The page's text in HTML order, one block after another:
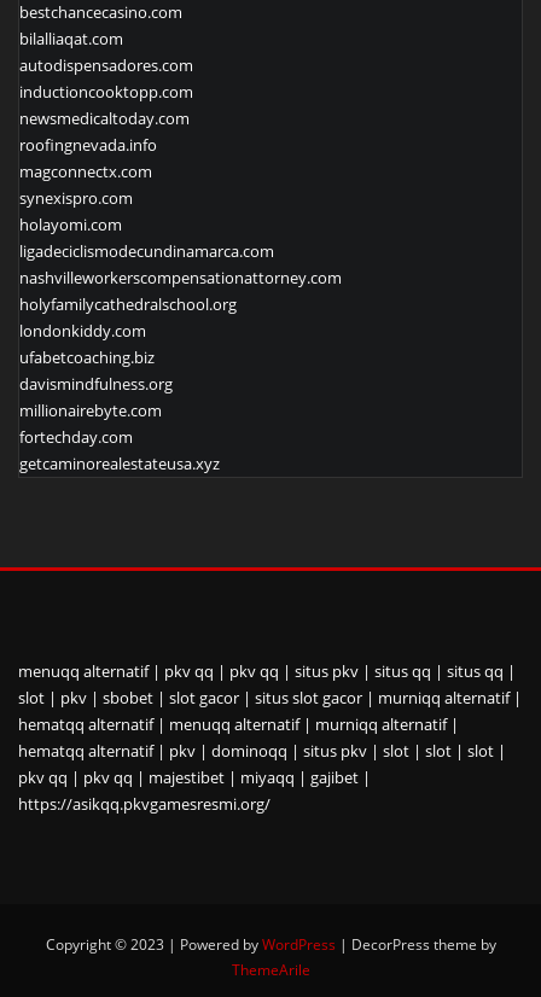
bestchancecasino.com
bilalliaqat.com
autodispensadores.com
inductioncooktopp.com
newsmedicaltoday.com
roofingnevada.info
magconnectx.com
synexispro.com
holayomi.com
ligadeciclismodecundinamarca.com
nashvilleworkerscompensationattorney.com
holyfamilycathedralschool.org
londonkiddy.com
ufabetcoaching.biz
davismindfulness.org
millionairebyte.com
fortechday.com
getcaminorealestateusa.xyz
menuqq alternatif| pkv qq | pkv qq | situs pkv | situs qq | situs qq |
slot | pkv | sbobet | slot gacor | situs slot gacor | murniqq alternatif|
hematqq alternatif| menuqq alternatif| murniqq alternatif|
hematqq alternatif| pkv | dominoqq | situs pkv | slot | slot | slot |
pkv qq | pkv qq | majestibet | miyaqq | gajibet |
https://asikqq.pkvgamesresmi.org/
Copyright © 2023 | Powered byWordPress | DecorPress theme by
ThemeArile